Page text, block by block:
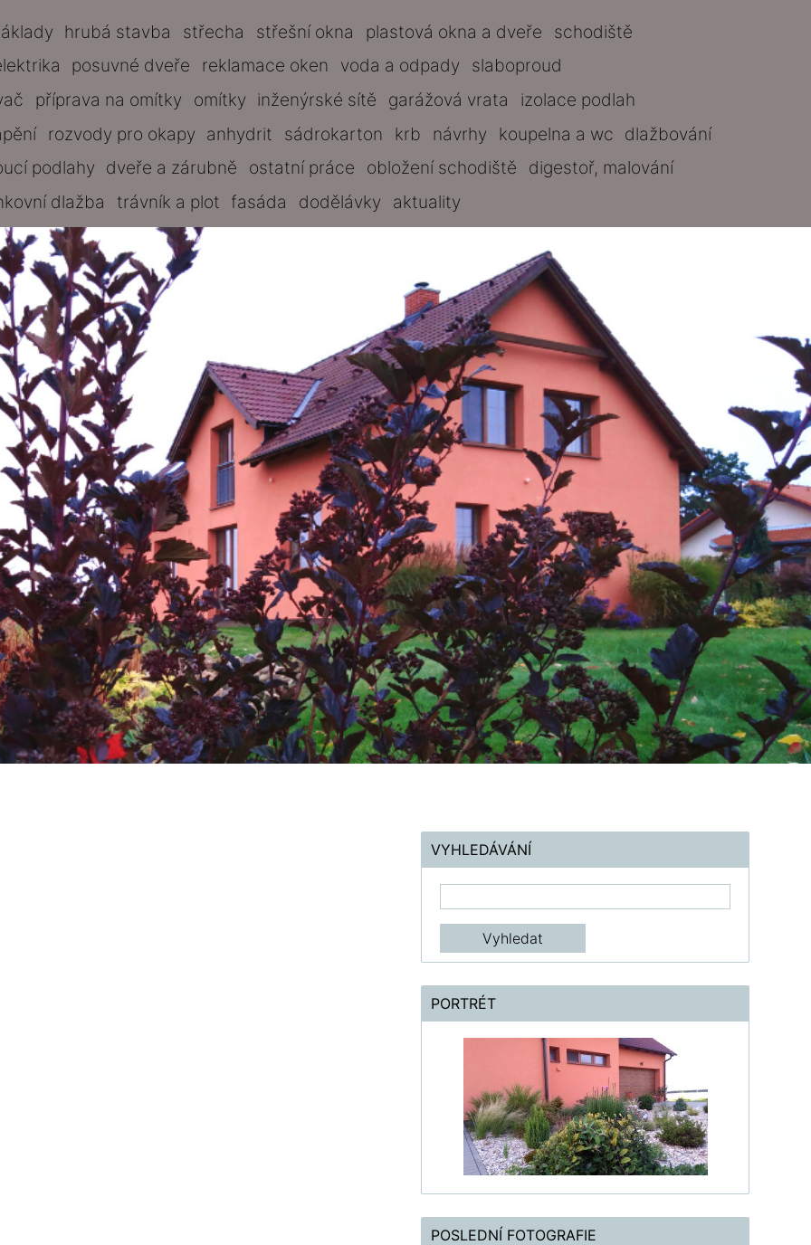
hrubá stavba střecha střešní okna plastová okna a dveře
schodiště
posuvné dveře reklamace oken voda a odpady
slaboproud
příprava na omítky omítky inženýrské sítě garážová vrata
izolace podlah
rozvody pro okapy anhydrit sádrokarton krb návrhy koupelna a wc dlažbování
podlahy dveře a zárubně ostatní práce obložení schodiště
digestoř, malování
dlažba trávník a plot fasáda dodělávky aktuality
VYHLEDÁVÁNÍ
PORTRÉT
POSLEDNÍ FOTOGRAFIE